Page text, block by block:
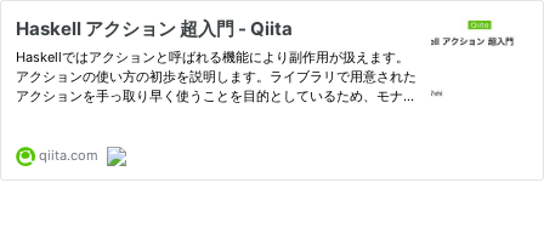
Haskell アクション 超入門 - Qiita
Haskellではアクションと呼ばれる機能により副作用が扱えます。
アクションの使い方の初歩を説明します。ライブラリで用意された
アクションを手っ取り早く使うことを目的としているため、モナド
qiita.com